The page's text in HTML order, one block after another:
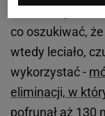
co oszukiwać,
wtedy leciało,
wykorzystać -
eliminacji, w
pofrunął aż 130